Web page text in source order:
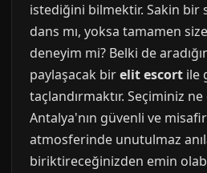
istediğini bilmektir. Sakin bir
dans mı, yoksa tamamen
deneyim mi? Belki de
paylaşacak birelit escort ile
taçlandırmaktır. Seçiminiz
Antalya'nın güvenli ve
atmosferinde unutulmaz
biriktireceğinizden emin